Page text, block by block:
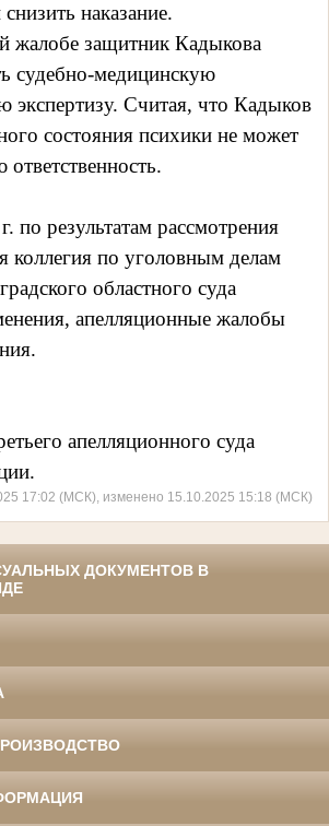
наказание.
жалобе защитник Кадыкова
судебно-медицинскую
экспертизу. Считая, что Кадыков
состояния психики не может
по результатам рассмотрения
коллегия по уголовным делам
областного суда
апелляционные жалобы
апелляционного суда
17:02 (МСК), изменено 15.10.2025 15:18 (МСК)
ДОКУМЕНТОВ В